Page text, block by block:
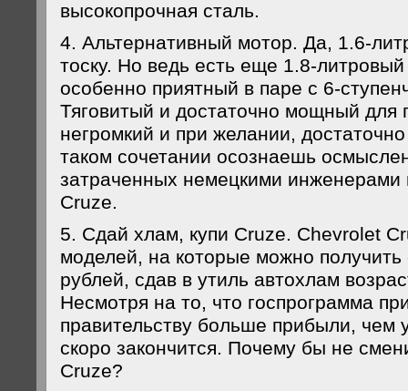
высокопрочная сталь.
4. Альтернативный мотор. Да, 1.6-
тоску. Но ведь есть еще 1.8-литровый
особенно приятный в паре с 6-
Тяговитый и достаточно мощный для
негромкий и при желании,
таком сочетании осознаешь
затраченных немецкими инженерами
Cruze.
5. Сдай хлам, купи Cruze. Chevrolet
моделей, на которые можно получить
рублей, сдав в утиль автохлам
Несмотря на то, что госпрограмма
правительству больше прибыли, чем
скоро закончится. Почему бы не
Cruze?